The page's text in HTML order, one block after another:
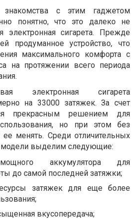
с этим гаджетом
понятно, что это далеко не
электронная сигарета. Прежде
продуманное устройство, что
максимального комфорта с
на протяжении всего периода
электронная сигарета
на 33000 затяжек. За счет
прекрасным решением для
но при этом без
ее менять. Среди отличительных
модели выделим следующие:
аккумулятора для
до самой последней затяжки;
затяжек для еще более
вкусопередача;